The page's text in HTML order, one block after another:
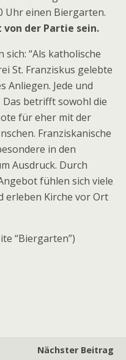
Uhr einen Biergarten.
von der Partie sein.
“Als katholische
St. Franziskus gelebte
Anliegen. Jede und
betrifft sowohl die
für eher mit der
Franziskanische
in den
Ausdruck. Durch
fühlen sich viele
erleben Kirche vor Ort
“Biergarten”)
Nächster Beitrag